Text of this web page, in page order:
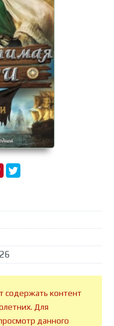
содержать контент
Для
данного